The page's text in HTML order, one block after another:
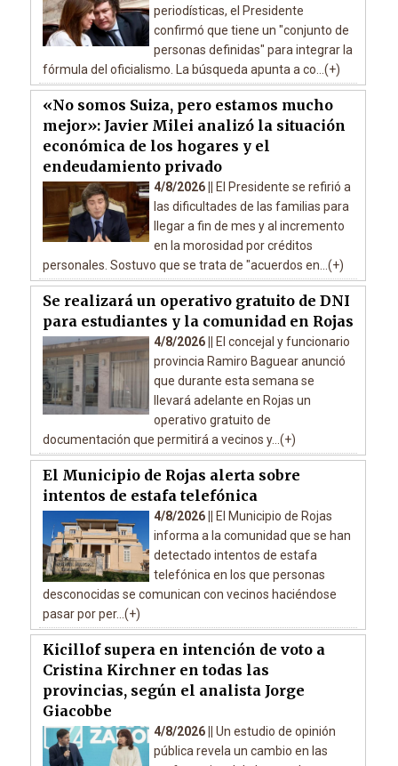
periodísticas, el Presidente
confirmó que tiene un "conjunto de
personas definidas" para integrar la
fórmula del oficialismo. La búsqueda apunta a co...(+)
«No somos Suiza, pero estamos mucho
mejor»: Javier Milei analizó la situación
económica de los hogares y el
endeudamiento privado
4/8/2026 ||
El Presidente se refirió a
las dificultades de las familias para
llegar a fin de mes y al incremento
en la morosidad por créditos
personales. Sostuvo que se trata de "acuerdos en...(+)
Se realizará un operativo gratuito de DNI
para estudiantes y la comunidad en Rojas
4/8/2026 ||
El concejal y funcionario
provincia Ramiro Baguear anunció
que durante esta semana se
llevará adelante en Rojas un
operativo gratuito de
documentación que permitirá a vecinos y...(+)
El Municipio de Rojas alerta sobre
intentos de estafa telefónica
4/8/2026 ||
El Municipio de Rojas
informa a la comunidad que se han
detectado intentos de estafa
telefónica en los que personas
desconocidas se comunican con vecinos haciéndose
pasar por per...(+)
Kicillof supera en intención de voto a
Cristina Kirchner en todas las
provincias, según el analista Jorge
Giacobbe
4/8/2026 || Un estudio de opinión
pública revela un cambio en las